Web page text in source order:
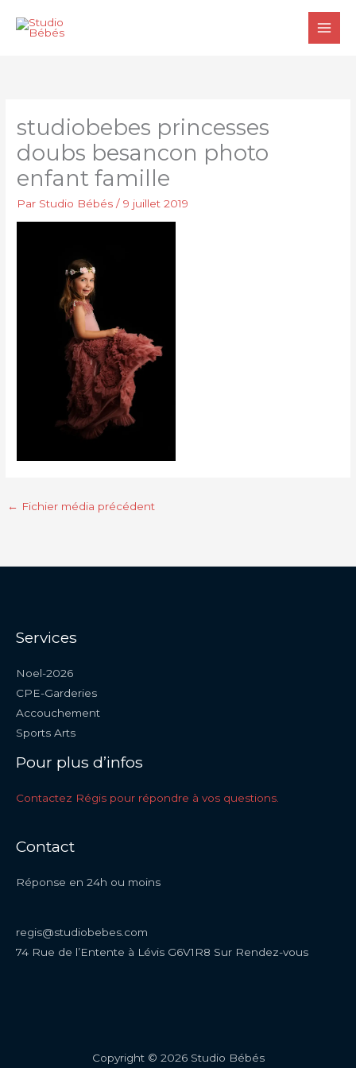
studiobebes princesses
doubs besancon photo
enfant famille
Par Studio Bébés/9 juillet 2019
← Fichier média précédent
Services
Noel-2026
CPE-Garderies
Accouchement
Sports Arts
Pour plus d’infos
Contactez Régis pour répondre à vos questions.
Contact
Réponse en 24h ou moins
regis@studiobebes.com
74 Rue de l’Entente à Lévis G6V1R8 Sur Rendez-vous
Copyright © 2026 Studio Bébés